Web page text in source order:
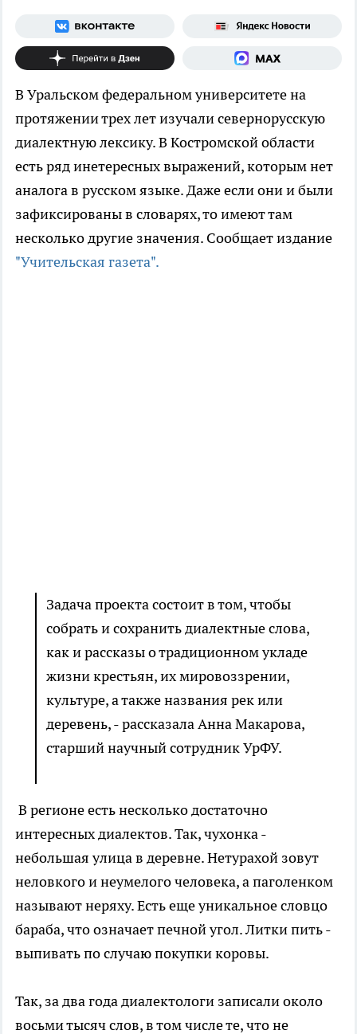
В Уральском федеральном университете на
протяжении трех лет изучали севернорусскую
диалектную лексику. В Костромской области
есть ряд инетересных выражений, которым нет
аналога в русском языке. Даже если они и были
зафиксированы в словарях, то имеют там
несколько другие значения. Сообщает издание
"Учительская газета".
Задача проекта состоит в том, чтобы
собрать и сохранить диалектные слова,
как и рассказы о традиционном укладе
жизни крестьян, их мировоззрении,
культуре, а также названия рек или
деревень, - рассказала Анна Макарова,
старший научный сотрудник УрФУ.
В регионе есть несколько достаточно
интересных диалектов. Так, чухонка -
небольшая улица в деревне. Нетурахой зовут
неловкого и неумелого человека, а паголенком
называют неряху. Есть еще уникальное словцо
бараба, что означает печной угол. Литки пить -
выпивать по случаю покупки коровы.
Так, за два года диалектологи записали около
восьми тысяч слов, в том числе те, что не